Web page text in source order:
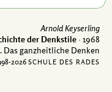
Arnold Keyserling
der Denkstile · 1968
Das ganzheitliche Denken
2026 SCHULE DES RADES